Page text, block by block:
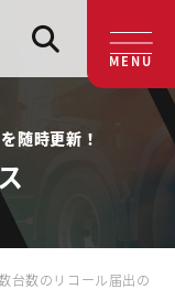
MENU
随時更新！
台数のリコール届出の